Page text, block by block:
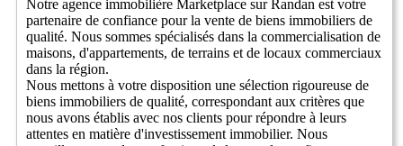
Notre agence immobilière Marketplace sur Randan est votre
partenaire de confiance pour la vente de biens immobiliers de
qualité. Nous sommes spécialisés dans la commercialisation de
maisons, d'appartements, de terrains et de locaux commerciaux
dans la région.
Nous mettons à votre disposition une sélection rigoureuse de
biens immobiliers de qualité, correspondant aux critères que
nous avons établis avec nos clients pour répondre à leurs
attentes en matière d'investissement immobilier. Nous